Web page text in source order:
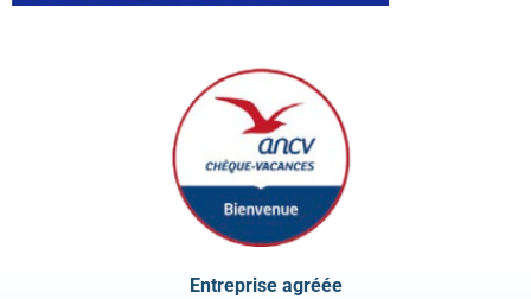
Entreprise agréée